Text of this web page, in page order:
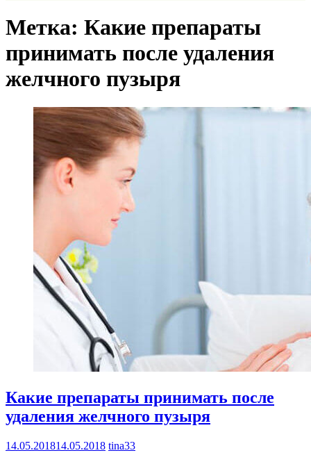
Метка: Какие препараты
принимать после удаления
желчного пузыря
Какие препараты принимать после
удаления желчного пузыря
14.05.201814.05.2018 tina33